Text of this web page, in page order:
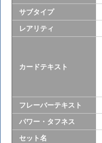
サブタイプ
レアリティ
カードテキスト
フレーバーテキスト
パワー・タフネス
セット名